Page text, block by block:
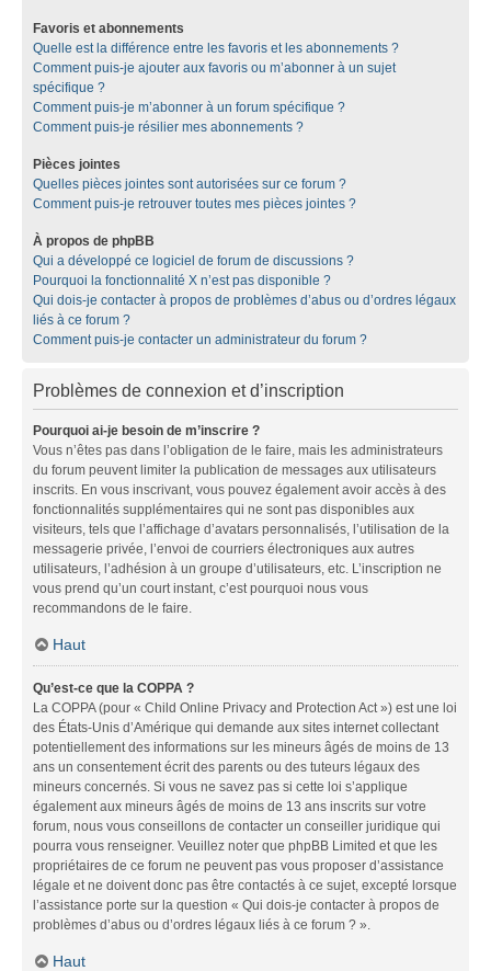
Favoris et abonnements
Quelle est la différence entre les favoris et les abonnements ?
Comment puis-je ajouter aux favoris ou m’abonner à un sujet
spécifique ?
Comment puis-je m’abonner à un forum spécifique ?
Comment puis-je résilier mes abonnements ?
Pièces jointes
Quelles pièces jointes sont autorisées sur ce forum ?
Comment puis-je retrouver toutes mes pièces jointes ?
À propos de phpBB
Qui a développé ce logiciel de forum de discussions ?
Pourquoi la fonctionnalité X n’est pas disponible ?
Qui dois-je contacter à propos de problèmes d’abus ou d’ordres légaux
liés à ce forum ?
Comment puis-je contacter un administrateur du forum ?
Problèmes de connexion et d’inscription
Pourquoi ai-je besoin de m’inscrire ?
Vous n’êtes pas dans l’obligation de le faire, mais les administrateurs
du forum peuvent limiter la publication de messages aux utilisateurs
inscrits. En vous inscrivant, vous pouvez également avoir accès à des
fonctionnalités supplémentaires qui ne sont pas disponibles aux
visiteurs, tels que l’affichage d’avatars personnalisés, l’utilisation de la
messagerie privée, l’envoi de courriers électroniques aux autres
utilisateurs, l’adhésion à un groupe d’utilisateurs, etc. L’inscription ne
vous prend qu’un court instant, c’est pourquoi nous vous
recommandons de le faire.
Haut
Qu’est-ce que la COPPA ?
La COPPA (pour « Child Online Privacy and Protection Act ») est une loi
des États-Unis d’Amérique qui demande aux sites internet collectant
potentiellement des informations sur les mineurs âgés de moins de 13
ans un consentement écrit des parents ou des tuteurs légaux des
mineurs concernés. Si vous ne savez pas si cette loi s’applique
également aux mineurs âgés de moins de 13 ans inscrits sur votre
forum, nous vous conseillons de contacter un conseiller juridique qui
pourra vous renseigner. Veuillez noter que phpBB Limited et que les
propriétaires de ce forum ne peuvent pas vous proposer d’assistance
légale et ne doivent donc pas être contactés à ce sujet, excepté lorsque
l’assistance porte sur la question « Qui dois-je contacter à propos de
problèmes d’abus ou d’ordres légaux liés à ce forum ? ».
Haut